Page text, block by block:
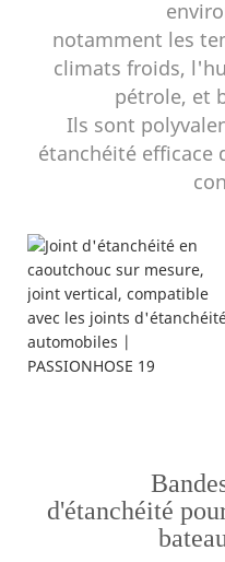
notamment les
climats froids,
pétrole, et
Ils sont
étanchéité efficace
d'étanchéité